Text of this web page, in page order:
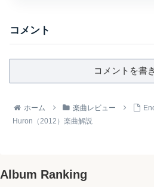
コメント
コメントを書
ホーム 楽曲レビュー
Huron（2012）楽曲解説
Album Ranking